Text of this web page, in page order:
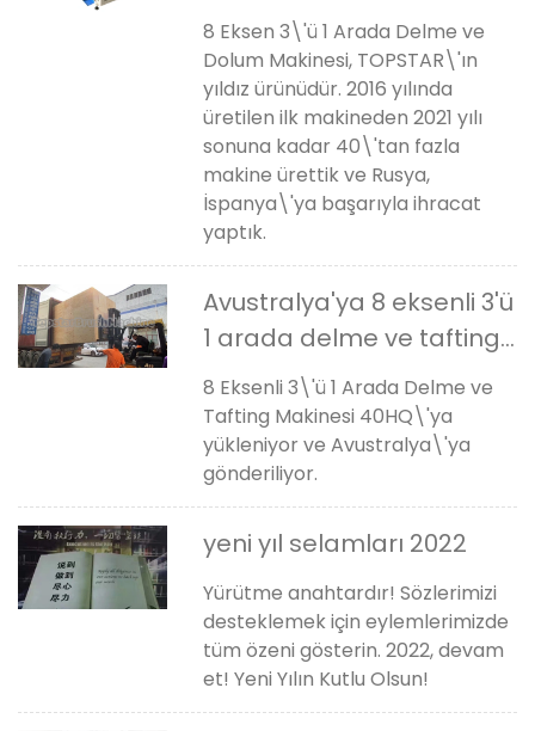
doldurma makinesi
8 Eksen 3\'ü 1 Arada Delme ve
Dolum Makinesi, TOPSTAR\'ın
yıldız ürünüdür. 2016 yılında
üretilen ilk makineden 2021 yılı
sonuna kadar 40\'tan fazla
makine ürettik ve Rusya,
İspanya\'ya başarıyla ihracat
yaptık.
Avustralya'ya 8 eksenli 3'ü
1 arada delme ve tafting
makinesi gönderildi
8 Eksenli 3\'ü 1 Arada Delme ve
Tafting Makinesi 40HQ\'ya
yükleniyor ve Avustralya\'ya
gönderiliyor.
yeni yıl selamları 2022
Yürütme anahtardır! Sözlerimizi
desteklemek için eylemlerimizde
tüm özeni gösterin. 2022, devam
et! Yeni Yılın Kutlu Olsun!